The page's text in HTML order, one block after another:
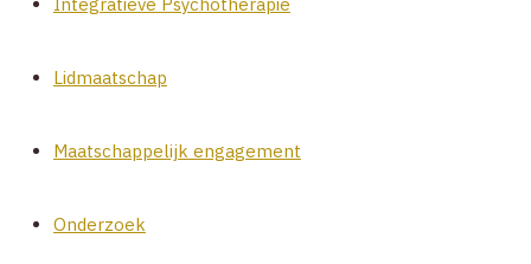
Lidmaatschap
Maatschappelijk engagement
Onderzoek